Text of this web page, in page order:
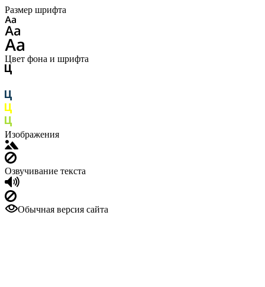
Размер шрифта
Цвет фона и шрифта
Изображения
Озвучивание текста
Обычная версия сайта